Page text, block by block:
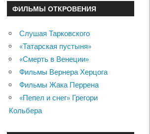
ФИЛЬМЫ ОТКРОВЕНИЯ
Слушая Тарковского
«Татарская пустыня»
«Смерть в Венеции»
Фильмы Вернера Херцога
Фильмы Жака Перрена
«Пепел и снег» Грегори
Кольбера